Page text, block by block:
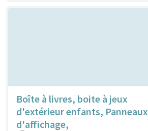
Boîte à livres, boite à jeux
d'extérieur enfants, Panneaux
d'affichage,